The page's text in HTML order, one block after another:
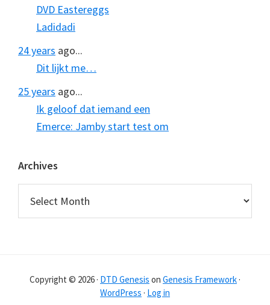
DVD Eastereggs
Ladidadi
24 years ago...
Dit lijkt me…
25 years ago...
Ik geloof dat iemand een
Emerce: Jamby start test om
Archives
Copyright © 2026 · DTD Genesis on Genesis Framework ·
WordPress · Log in